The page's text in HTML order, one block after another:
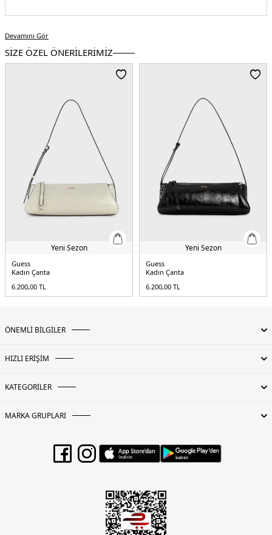
Devamını Gör
SİZE ÖZEL ÖNERİLERİMİZ
Yeni Sezon
Guess
Kadın Çanta
6.200,00 TL
Yeni Sezon
Guess
Kadın Çanta
6.200,00 TL
ÖNEMLİ BİLGİLER
HIZLI ERİŞİM
KATEGORİLER
MARKA GRUPLARI